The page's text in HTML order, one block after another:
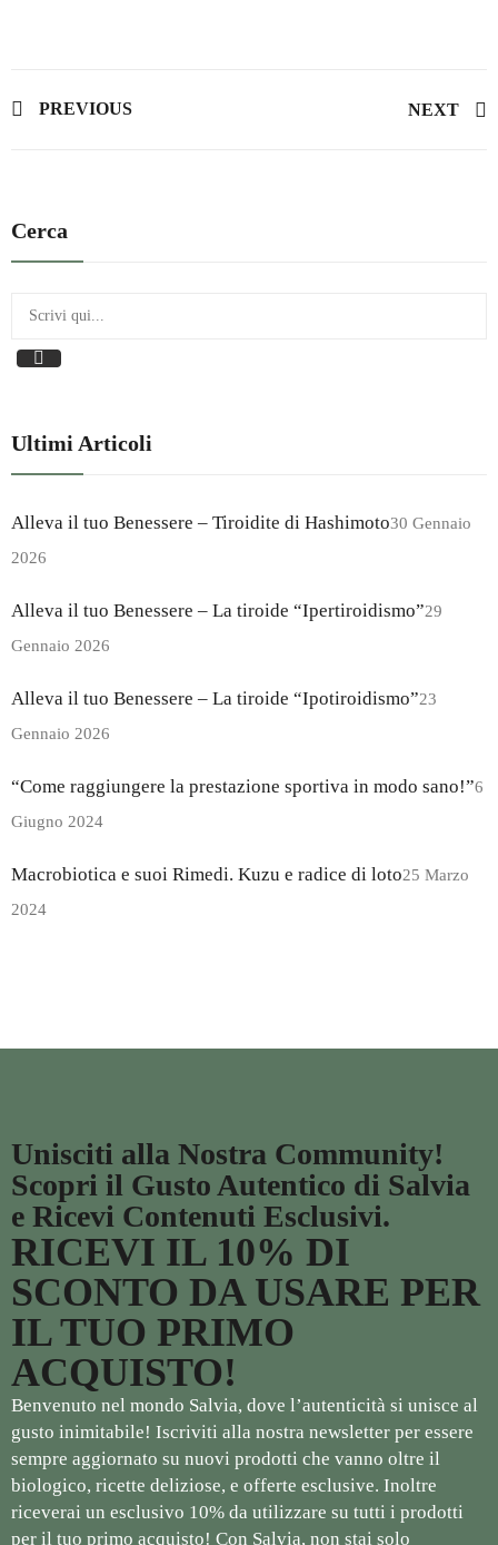
PREVIOUS NEXT
Cerca
Ultimi Articoli
Alleva il tuo Benessere – Tiroidite di Hashimoto30 Gennaio
2026
Alleva il tuo Benessere – La tiroide “Ipertiroidismo”29
Gennaio 2026
Alleva il tuo Benessere – La tiroide “Ipotiroidismo”23
Gennaio 2026
“Come raggiungere la prestazione sportiva in modo sano!”6
Giugno 2024
Macrobiotica e suoi Rimedi. Kuzu e radice di loto25 Marzo
2024
Unisciti alla Nostra Community!
Scopri il Gusto Autentico di Salvia
e Ricevi Contenuti Esclusivi.
RICEVI IL 10% DI
SCONTO DA USARE PER
IL TUO PRIMO
ACQUISTO!
Benvenuto nel mondo Salvia, dove l’autenticità si unisce al
gusto inimitabile! Iscriviti alla nostra newsletter per essere
sempre aggiornato su nuovi prodotti che vanno oltre il
biologico, ricette deliziose, e offerte esclusive. Inoltre
riceverai un esclusivo 10% da utilizzare su tutti i prodotti
per il tuo primo acquisto! Con Salvia, non stai solo